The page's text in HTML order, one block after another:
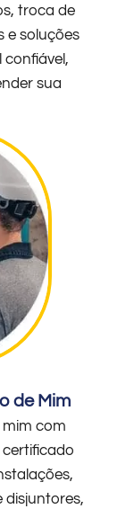
troca de
e soluções
confiável,
sua
de Mim
com
disjuntores,